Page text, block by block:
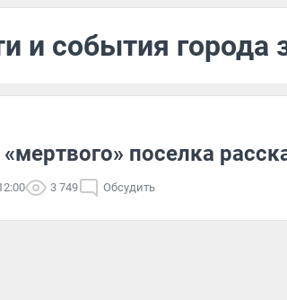
и события города
поселка
3 749 Обсудить